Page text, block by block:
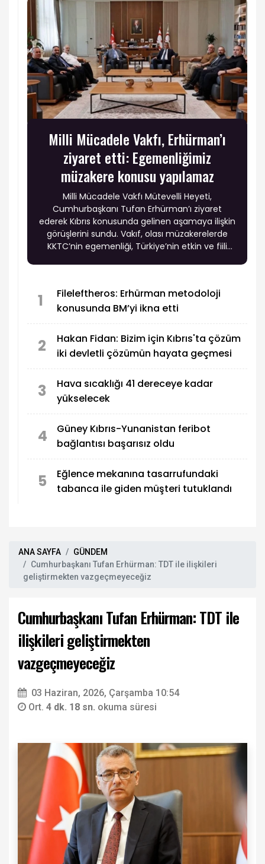
Milli Mücadele Vakfı, Erhürman’ı
ziyaret etti: Egemenliğimiz
müzakere konusu yapılamaz
Milli Mücadele Vakfı Mütevelli Heyeti,
Cumhurbaşkanı Tufan Erhürman’ı ziyaret
ederek Kıbrıs konusunda gelinen aşamaya ilişkin
görüşlerini sundu. Vakıf, olası müzakerelerde
KKTC’nin egemenliği, Türkiye’nin etkin ve fiili
sürmesi halinde KKTC’nin tanınmasına yönelik
adımların gündeme taşınmasını istedi.
1
Fileleftheros: Erhürman metodoloji
konusunda BM’yi ikna etti
2
Hakan Fidan: Bizim için Kıbrıs'ta çözüm
iki devletli çözümün hayata geçmesi
3
Hava sıcaklığı 41 dereceye kadar
yükselecek
4
Güney Kıbrıs-Yunanistan feribot
bağlantısı başarısız oldu
5
Eğlence mekanına tasarrufundaki
tabanca ile giden müşteri tutuklandı
ANA SAYFA
GÜNDEM
Cumhurbaşkanı Tufan Erhürman: TDT ile ilişkileri
geliştirmekten vazgeçmeyeceğiz
Cumhurbaşkanı Tufan Erhürman: TDT ile
ilişkileri geliştirmekten
vazgeçmeyeceğiz
03 Haziran, 2026, Çarşamba 10:54
Ort. 4 dk. 18 sn. okuma süresi